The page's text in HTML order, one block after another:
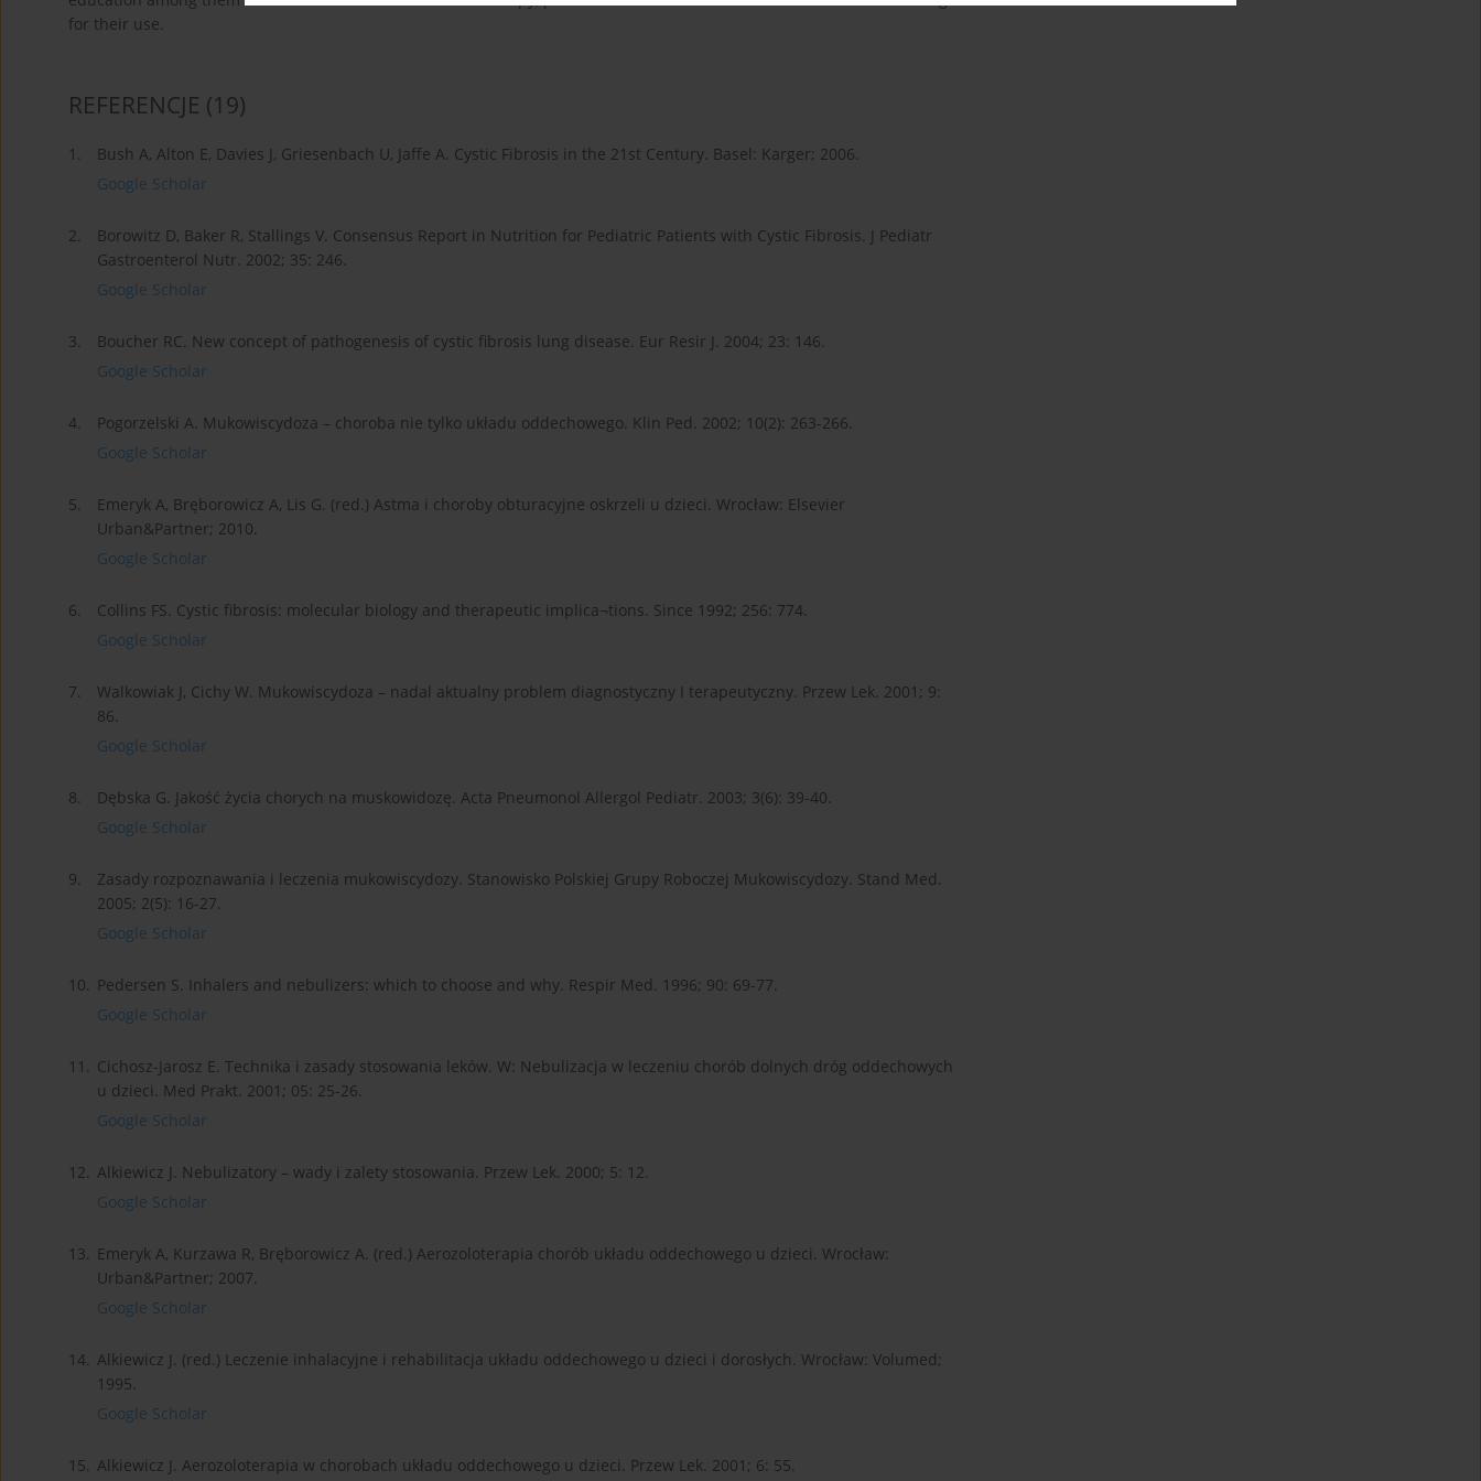
for their use.
REFERENCJE (19)
1.
Bush A, Alton E, Davies J, Griesenbach U, Jaffe A. Cystic Fibrosis in the 21st Century. Basel: Karger; 2006.
Google Scholar
2.
Borowitz D, Baker R, Stallings V. Consensus Report in Nutrition for Pediatric Patients with Cystic Fibrosis. J Pediatr
Gastroenterol Nutr. 2002; 35: 246.
Google Scholar
3.
Boucher RC. New concept of pathogenesis of cystic fibrosis lung disease. Eur Resir J. 2004; 23: 146.
Google Scholar
4.
Pogorzelski A. Mukowiscydoza – choroba nie tylko układu oddechowego. Klin Ped. 2002; 10(2): 263-266.
Google Scholar
5.
Emeryk A, Bręborowicz A, Lis G. (red.) Astma i choroby obturacyjne oskrzeli u dzieci. Wrocław: Elsevier
Urban&Partner; 2010.
Google Scholar
6.
Collins FS. Cystic fibrosis: molecular biology and therapeutic implica¬tions. Since 1992; 256: 774.
Google Scholar
7.
Walkowiak J, Cichy W. Mukowiscydoza – nadal aktualny problem diagnostyczny I terapeutyczny. Przew Lek. 2001; 9:
86.
Google Scholar
8.
Dębska G. Jakość życia chorych na muskowidozę. Acta Pneumonol Allergol Pediatr. 2003; 3(6): 39-40.
Google Scholar
9.
Zasady rozpoznawania i leczenia mukowiscydozy. Stanowisko Polskiej Grupy Roboczej Mukowiscydozy. Stand Med.
2005; 2(5): 16-27.
Google Scholar
10. Pedersen S. Inhalers and nebulizers: which to choose and why. Respir Med. 1996; 90: 69-77.
Google Scholar
11. Cichosz-Jarosz E. Technika i zasady stosowania leków. W: Nebulizacja w leczeniu chorób dolnych dróg oddechowych
u dzieci. Med Prakt. 2001; 05: 25-26.
Google Scholar
12. Alkiewicz J. Nebulizatory – wady i zalety stosowania. Przew Lek. 2000; 5: 12.
Google Scholar
13. Emeryk A, Kurzawa R, Bręborowicz A. (red.) Aerozoloterapia chorób układu oddechowego u dzieci. Wrocław:
Urban&Partner; 2007.
Google Scholar
14. Alkiewicz J. (red.) Leczenie inhalacyjne i rehabilitacja układu oddechowego u dzieci i dorosłych. Wrocław: Volumed;
1995.
Google Scholar
15. Alkiewicz J. Aerozoloterapia w chorobach układu oddechowego u dzieci. Przew Lek. 2001; 6: 55.